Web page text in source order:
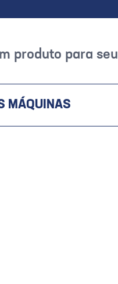
produto para
MÁQUINAS